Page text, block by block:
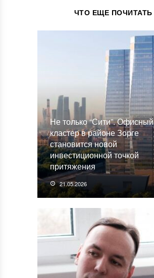
ЧТО ЕЩЕ ПОЧИТАТЬ
Не только “Сити”. Офисный
кластер в районе Зорге
становится новой
инвестиционной точкой
притяжения
21.05.2026